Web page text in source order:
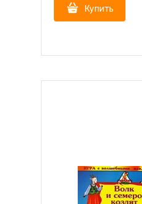
Купить